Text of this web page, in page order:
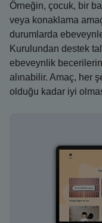
Örneğin, çocuk, bir
veya konaklama
durumlarda
Kurulundan destek
ebeveynlik
alınabilir. Amaç, her
olduğu kadar iyi